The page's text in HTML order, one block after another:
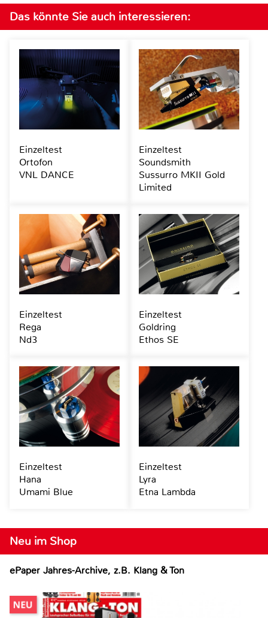
Neu im Shop
ePaper Jahres-Archive, z.B. Klang & Ton
Das könnte Sie auch interessieren:
Einzeltest
Ortofon
VNL DANCE
Einzeltest
Soundsmith
Sussurro MKII Gold
Limited
Einzeltest
Rega
Nd3
Einzeltest
Goldring
Ethos SE
Einzeltest
Hana
Umami Blue
Einzeltest
Lyra
Etna Lambda